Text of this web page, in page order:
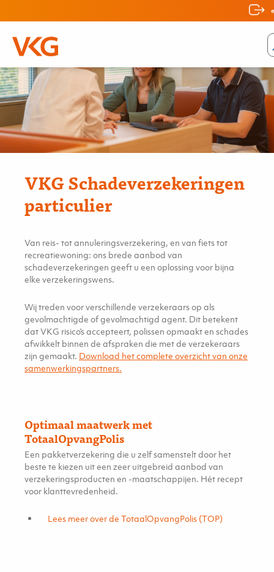
VKG Schadeverzekeringen
particulier
Van reis- tot annuleringsverzekering, en van fiets tot
recreatiewoning: ons brede aanbod van
schadeverzekeringen geeft u een oplossing voor bijna
elke verzekeringswens.
Wij treden voor verschillende verzekeraars op als
gevolmachtigde of gevolmachtigd agent. Dit betekent
dat VKG risico’s accepteert, polissen opmaakt en schades
afwikkelt binnen de afspraken die met de verzekeraars
zijn gemaakt. Download het complete overzicht van onze
samenwerkingspartners.
Optimaal maatwerk met
TotaalOpvangPolis
Een pakketverzekering die u zelf samenstelt door het
beste te kiezen uit een zeer uitgebreid aanbod van
verzekeringsproducten en -maatschappijen. Hét recept
voor klanttevredenheid.
Lees meer over de TotaalOpvangPolis (TOP)